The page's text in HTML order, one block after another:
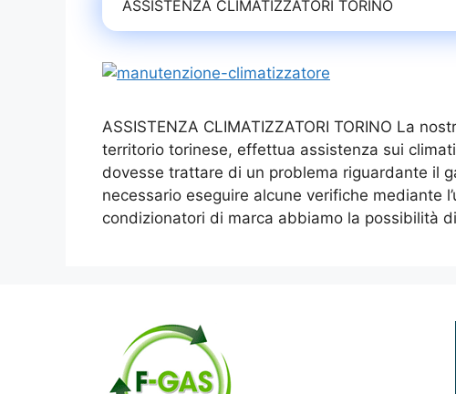
ASSISTENZA CLIMATIZZATORI TORINO
ASSISTENZA CLIMATIZZATORI TORINO La
territorio torinese, effettua assistenza sui
dovesse trattare di un problema riguardante il
necessario eseguire alcune verifiche mediante
condizionatori di marca abbiamo la possibilità